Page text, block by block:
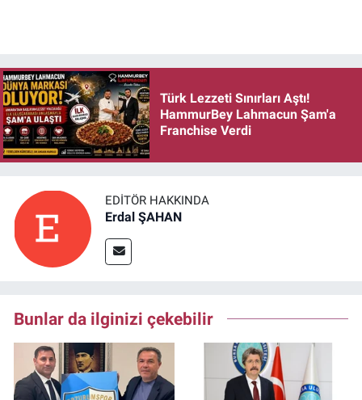
Türk Lezzeti Sınırları Aştı!
HammurBey Lahmacun Şam'a
Franchise Verdi
EDITÖR HAKKINDA
Erdal ŞAHAN
Bunlar da ilginizi çekebilir